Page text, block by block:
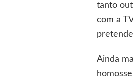
tanto
com a
Ainda